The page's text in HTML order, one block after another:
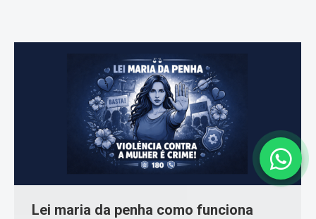
Lei maria da penha como funciona